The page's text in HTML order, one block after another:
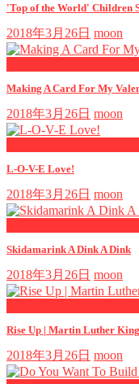
'Top of the World' Children
2018年3月26日 moon
Making A Card For My
2018年3月26日 moon
L-O-V-E Love!
2018年3月26日 moon
Skidamarink A Dink A Dink
2018年3月26日 moon
Rise Up | Martin Luther
2018年3月26日 moon